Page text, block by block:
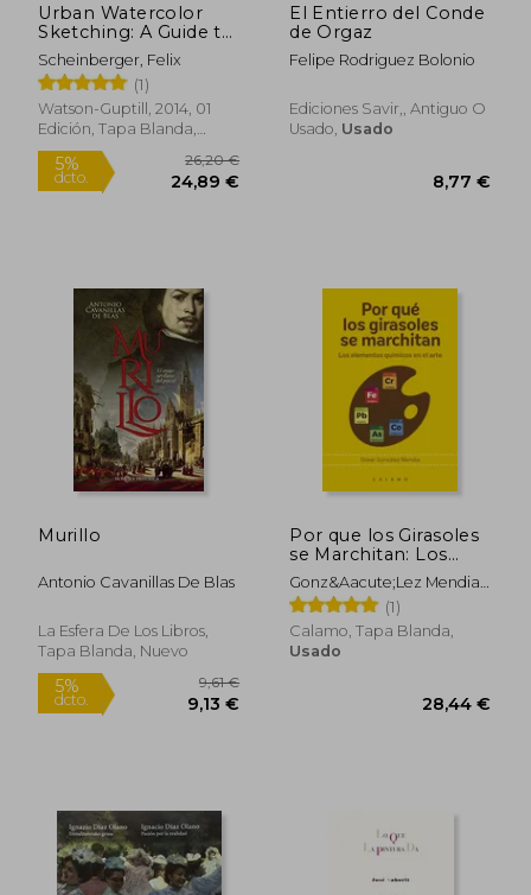
Rápido
Urban Watercolor
Sketching: A Guide to
Drawing, Painting,
and Storytelling in
Color (en Inglés)
Scheinberger, Felix
(1)
Watson-Guptill, 2014, 01
Edición, Tapa Blanda,
Nuevo
5%
dcto.
26,20 €
24,89 €
El Entierro del Conde
de Orgaz
Felipe Rodriguez Bolonio
Ediciones Savir,, Antiguo O
Usado, Usado
Murillo
Antonio Cavanillas De Blas
La Esfera De Los Libros,
Tapa Blanda, Nuevo
Por que los Girasoles
se Marchitan: Los
Elementos Químicos
en el Arte (Arca de
Darwin)
Gonz&Aacute;Lez Mendia
Oskar
(1)
Calamo, Tapa Blanda,
Usado